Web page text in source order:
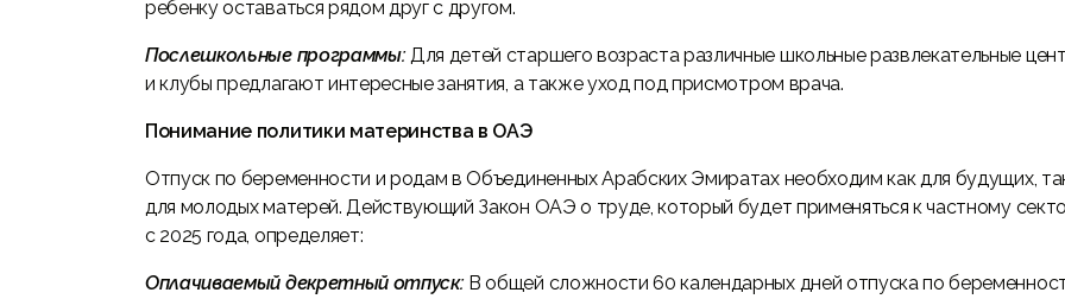
ребенку оставаться рядом друг с другом.
Послешкольные программы: Для детей старшего возраста различные школьные развлекательные
и клубы предлагают интересные занятия, а также уход под присмотром врача.
Понимание политики материнства в ОАЭ
Отпуск по беременности и родам в Объединенных Арабских Эмиратах необходим как для будущих,
для молодых матерей. Действующий Закон ОАЭ о труде, который будет применяться к частному
с 2025 года, определяет:
Оплачиваемый декретный отпуск: В общей сложности 60 календарных дней отпуска по